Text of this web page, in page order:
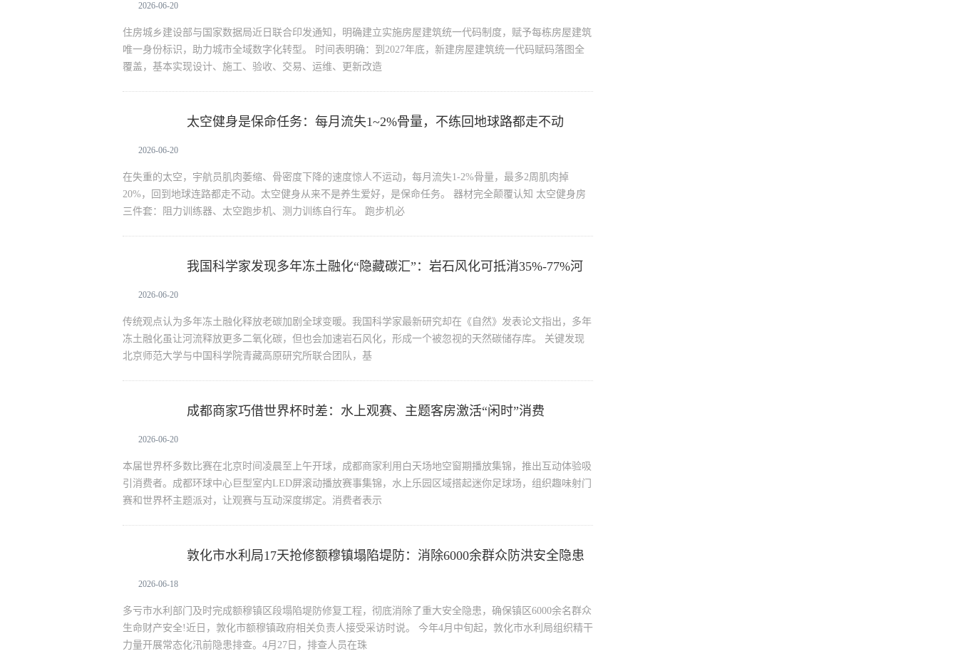
2026-06-20
住房城乡建设部与国家数据局近日联合印发通知，明确建立实施房屋建筑统一代码制度，赋予每栋房屋建筑
唯一身份标识，助力城市全域数字化转型。 时间表明确：到2027年底，新建房屋建筑统一代码赋码落图全
覆盖，基本实现设计、施工、验收、交易、运维、更新改造
太空健身是保命任务：每月流失1~2%骨量，不练回地球路都走不动
2026-06-20
在失重的太空，宇航员肌肉萎缩、骨密度下降的速度惊人不运动，每月流失1-2%骨量，最多2周肌肉掉
20%，回到地球连路都走不动。太空健身从来不是养生爱好，是保命任务。 器材完全颠覆认知 太空健身房
三件套：阻力训练器、太空跑步机、测力训练自行车。 跑步机必
我国科学家发现多年冻土融化“隐藏碳汇”：岩石风化可抵消35%-77%河
流碳排放
2026-06-20
传统观点认为多年冻土融化释放老碳加剧全球变暖。我国科学家最新研究却在《自然》发表论文指出，多年
冻土融化虽让河流释放更多二氧化碳，但也会加速岩石风化，形成一个被忽视的天然碳储存库。 关键发现
北京师范大学与中国科学院青藏高原研究所联合团队，基
成都商家巧借世界杯时差：水上观赛、主题客房激活“闲时”消费
2026-06-20
本届世界杯多数比赛在北京时间凌晨至上午开球，成都商家利用白天场地空窗期播放集锦，推出互动体验吸
引消费者。成都环球中心巨型室内LED屏滚动播放赛事集锦，水上乐园区域搭起迷你足球场，组织趣味射门
赛和世界杯主题派对，让观赛与互动深度绑定。消费者表示
敦化市水利局17天抢修额穆镇塌陷堤防：消除6000余群众防洪安全隐患
2026-06-18
多亏市水利部门及时完成额穆镇区段塌陷堤防修复工程，彻底消除了重大安全隐患，确保镇区6000余名群众
生命财产安全!近日，敦化市额穆镇政府相关负责人接受采访时说。 今年4月中旬起，敦化市水利局组织精干
力量开展常态化汛前隐患排查。4月27日，排查人员在珠